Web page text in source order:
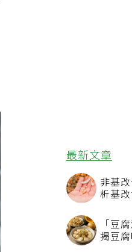
最新文章
非基
析基
「豆
揭豆